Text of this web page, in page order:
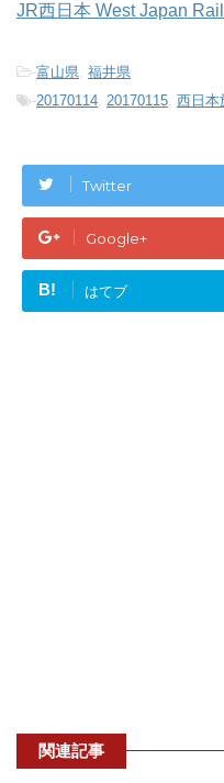
JR西日本 West Japan
-富山県, 福井県
-20170114, 20170115, 西日本
Twitter
Google+
B! はてブ
関連記事